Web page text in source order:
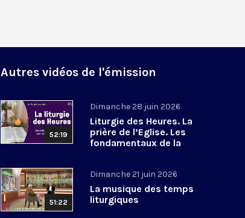
Autres vidéos de l'émission
52:19
Dimanche 28 juin 2026
Liturgie des Heures. La
prière de l’Eglise. Les
fondamentaux de la
51:22
Dimanche 21 juin 2026
La musique des temps
liturgiques